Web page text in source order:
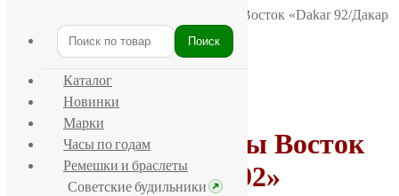
Тематические часы Восток «Dakar 92/Дакар
Тематические часы Восток
«Dakar 92/Дакар 92»
Искать: Поиск
Каталог
Новинки
Марки
Часы по годам
Ремешки и браслеты
Советские будильники